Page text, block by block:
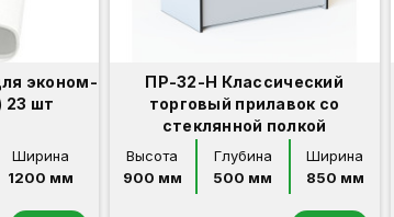
эконом-
23 шт
Ширина
1200 мм
ПР-32-Н Классический
торговый прилавок со
стеклянной полкой
Высота
900 мм
Глубина
500 мм
Ширина
850 мм